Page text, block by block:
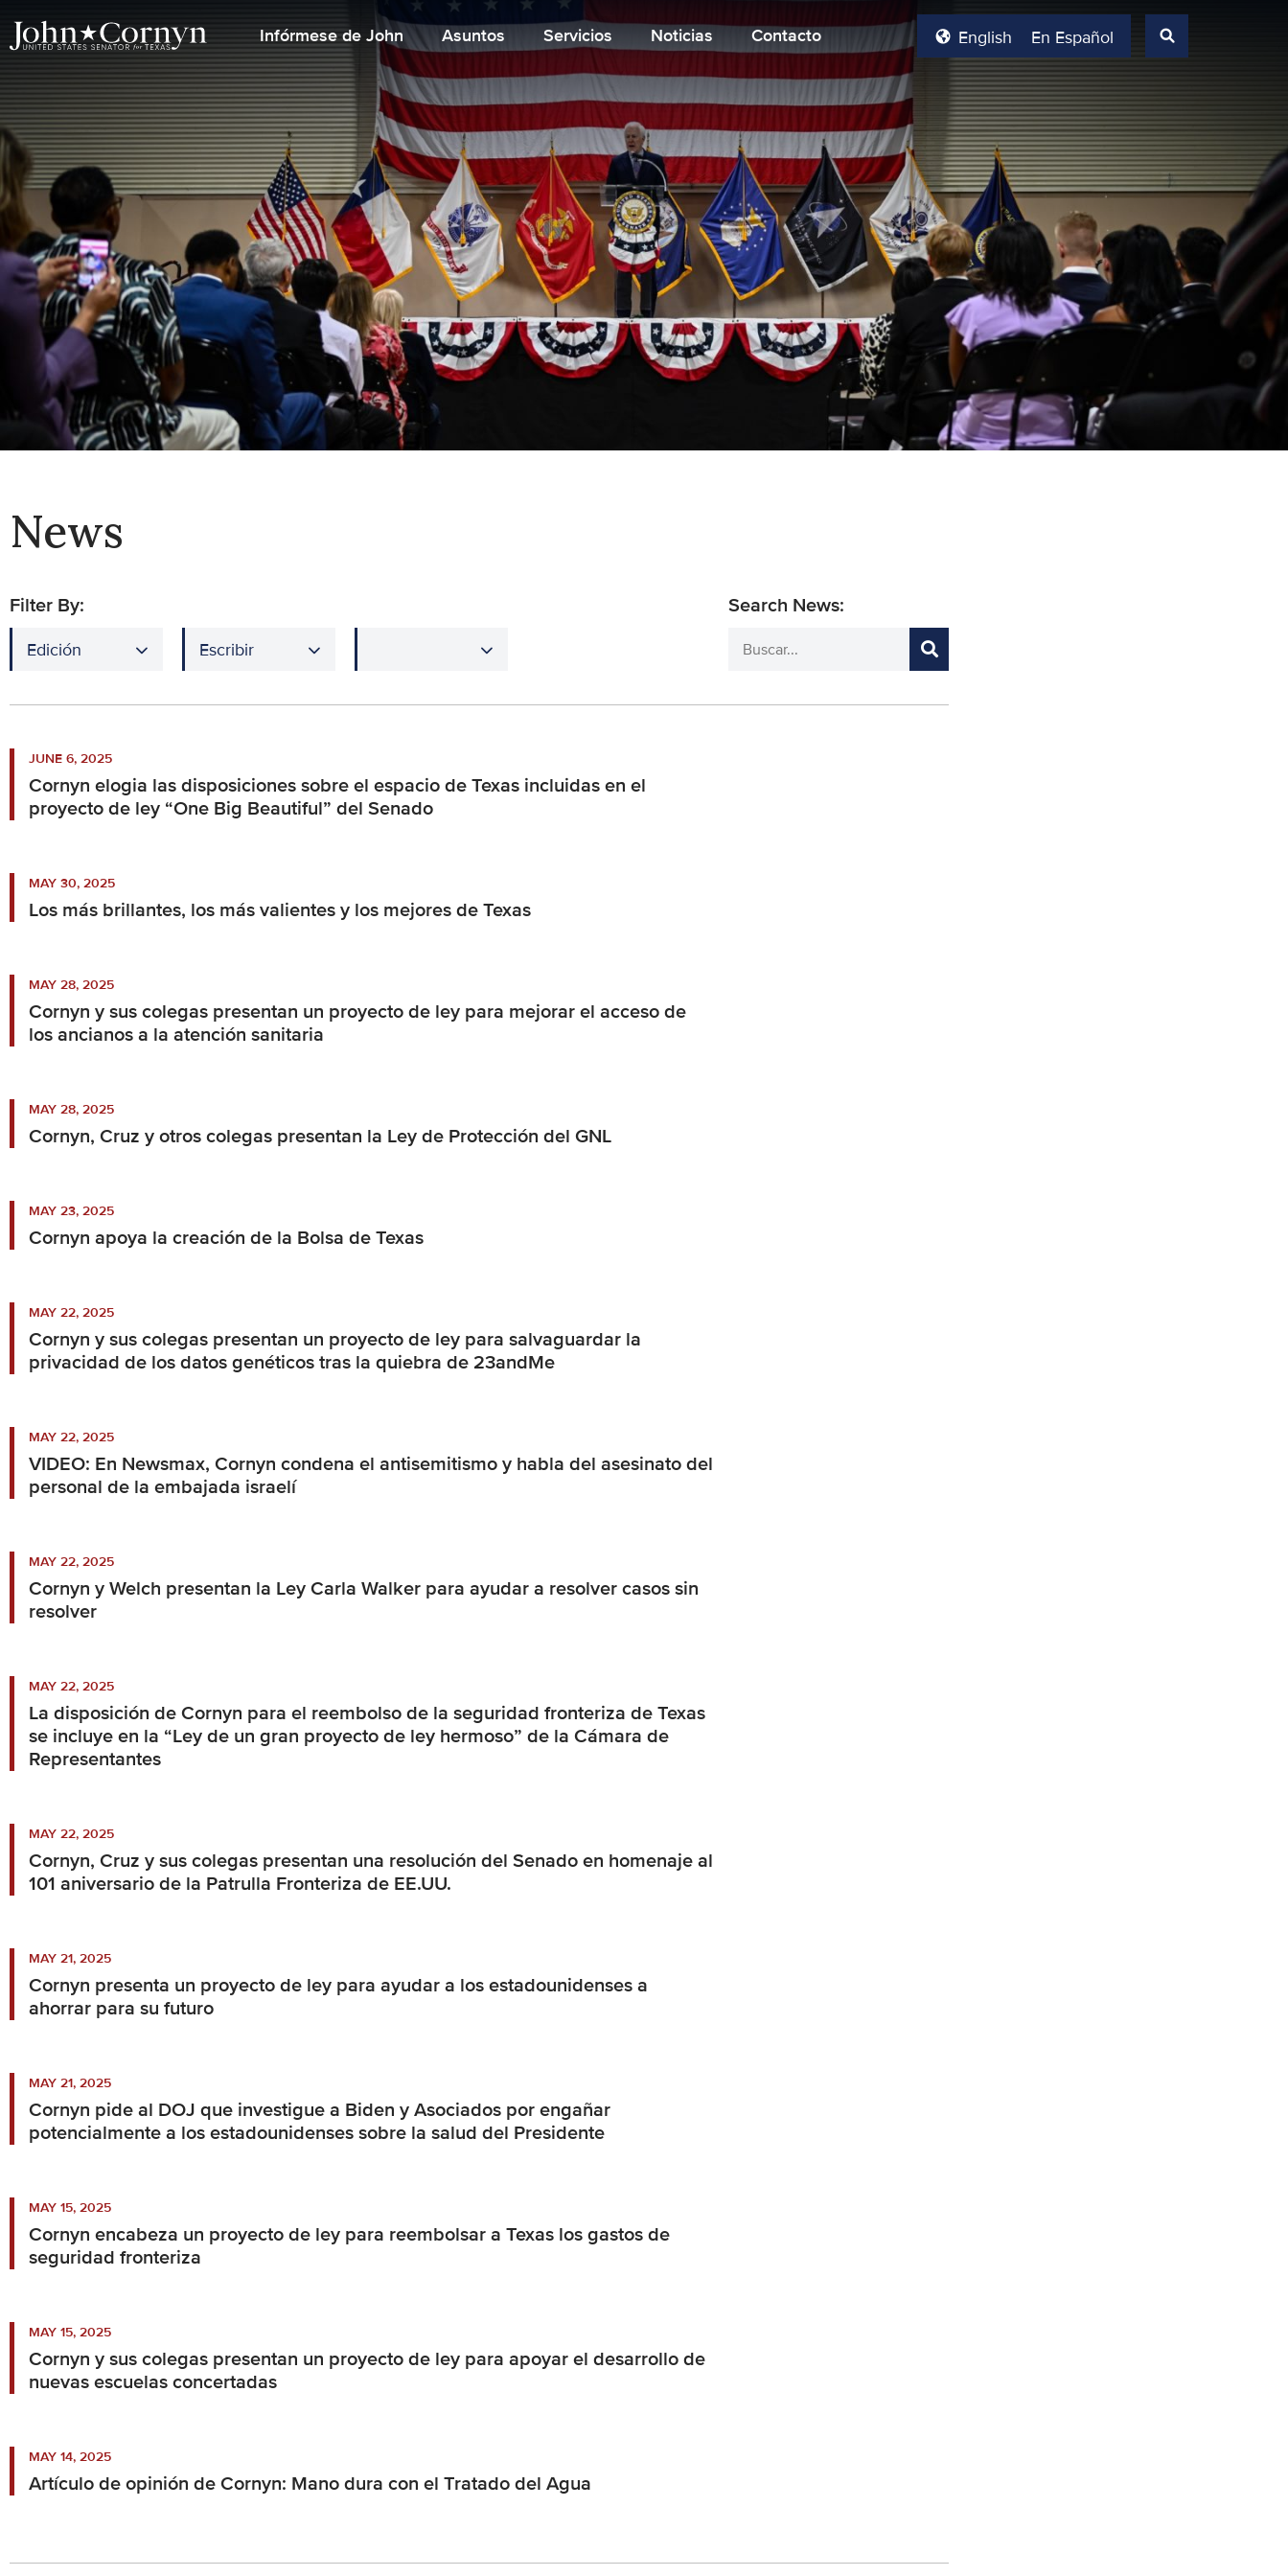
Infórmese de John Asuntos Servicios Noticias Contacto English En Español
News
Filter By: Search News:
JUNE 6, 2025
Cornyn elogia las disposiciones sobre el espacio de Texas incluidas en el
proyecto de ley “One Big Beautiful” del Senado
MAY 30, 2025
Los más brillantes, los más valientes y los mejores de Texas
MAY 28, 2025
Cornyn y sus colegas presentan un proyecto de ley para mejorar el acceso de
los ancianos a la atención sanitaria
MAY 28, 2025
Cornyn, Cruz y otros colegas presentan la Ley de Protección del GNL
MAY 23, 2025
Cornyn apoya la creación de la Bolsa de Texas
MAY 22, 2025
Cornyn y sus colegas presentan un proyecto de ley para salvaguardar la
privacidad de los datos genéticos tras la quiebra de 23andMe
MAY 22, 2025
VIDEO: En Newsmax, Cornyn condena el antisemitismo y habla del asesinato del
personal de la embajada israelí
MAY 22, 2025
Cornyn y Welch presentan la Ley Carla Walker para ayudar a resolver casos sin
resolver
MAY 22, 2025
La disposición de Cornyn para el reembolso de la seguridad fronteriza de Texas
se incluye en la “Ley de un gran proyecto de ley hermoso” de la Cámara de
Representantes
MAY 22, 2025
Cornyn, Cruz y sus colegas presentan una resolución del Senado en homenaje al
101 aniversario de la Patrulla Fronteriza de EE.UU.
MAY 21, 2025
Cornyn presenta un proyecto de ley para ayudar a los estadounidenses a
ahorrar para su futuro
MAY 21, 2025
Cornyn pide al DOJ que investigue a Biden y Asociados por engañar
potencialmente a los estadounidenses sobre la salud del Presidente
MAY 15, 2025
Cornyn encabeza un proyecto de ley para reembolsar a Texas los gastos de
seguridad fronteriza
MAY 15, 2025
Cornyn y sus colegas presentan un proyecto de ley para apoyar el desarrollo de
nuevas escuelas concertadas
MAY 14, 2025
Artículo de opinión de Cornyn: Mano dura con el Tratado del Agua